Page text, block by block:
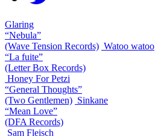
Glaring
“Nebula”
(Wave Tension Records) Watoo watoo
“La fuite”
(Letter Box Records)
Honey For Petzi
“General Thoughts”
(Two Gentlemen) Sinkane
“Mean Love”
(DFA Records)
Sam Fleisch